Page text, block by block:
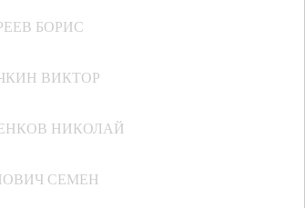
БОРИС
ВИКТОР
НИКОЛАЙ
СЕМЕН